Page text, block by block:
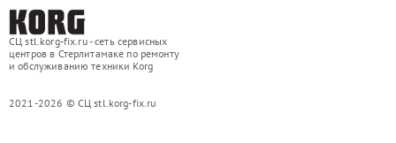
СЦ stl.korg-fix.ru - сеть сервисных
центров в Стерлитамаке по ремонту
и обслуживанию техники Korg
2021-2026 © СЦ stl.korg-fix.ru